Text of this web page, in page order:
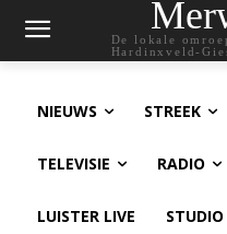
De lokale
Hardinxveld-
NIEUWS STREEK
TELEVISIE RADIO
LUISTER LIVE STUDIO